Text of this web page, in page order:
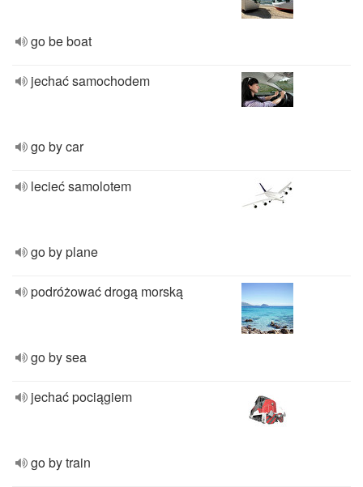
go be boat
jechać samochodem
go by car
lecieć samolotem
go by plane
podróżować drogą morską
go by sea
jechać pociągiem
go by train